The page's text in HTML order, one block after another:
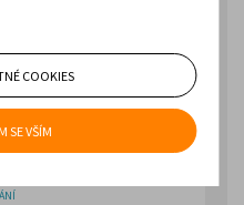
na průmyslový počítač,
skleněný panel ...
COOKIES
SE VŠÍM